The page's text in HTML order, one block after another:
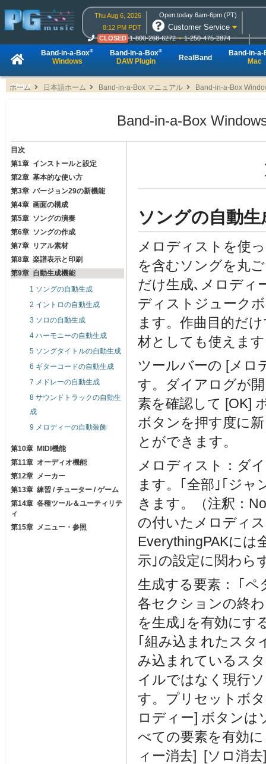
Thu Aug 6, 2026
8:12 PM PDT
Open today 6am-6pm (PT)
Customer Service
CLOSED 1-800-268-6272
1-250-475-2874
CLOSED
Live Chat Online Ordering
Band-in-a-Box®
Windows
Band-in-a-Box®
DAW Plugin RealBand
Band-in-a-
Mac
About
ホーム 日本語ホーム Band-in-a-Box マニュアル Band-in-a-Box
Band-in-a-Box
目次
第1章 インストールと設定
第2章 基本的な使い方
第3章 バージョン29の新機能
第4章 画面の構成
第5章 ソングの演奏
第6章 ソングの作成
第7章 リアル素材
第8章 楽譜表示と印刷
第9章 自動生成機能
1 ソングの自動生成
2 イントロの自動生成
3 ソロの自動生成
4 ハーモニーの自動生成
5 ソングタイトルの自動生成
6 ギターコードの自動生成
7 メドレーの自動生成
8 サウンドトラックの自動生
成
9 メロディーの自動装飾
第10章 MIDI機能
第11章 オーディオ機能
第12章 メーカー
第13章 練習 / チューター / ゲーム
第14章 各種ツール＆ユーティリテ
ィ
第15章 メニュー・参照
ソングの自動
メロディストを使
を含むソングを丸
だけ生成､メロディ
ディストジューク
ます。作曲目的だ
材としても使えま
ツールバーの [メロ
す。ダイアログが
素を確認して [OK]
ボタンを押す度に
とができます。
メロディスト：ダ
ます。｢全部｣｢ジャ
きます。（注釈：
の付いたメロディ
EverythingPAKには
示｣の設定に関わら
生成する要素： ｢
各セクションの終
を生成｣を有効にす
｢組み込まれたスタ
み込まれているス
イルではなく現行
す。プリセットボ
ロディー] ボタンは
べての要素を有効
ィー消去] [ソロ消